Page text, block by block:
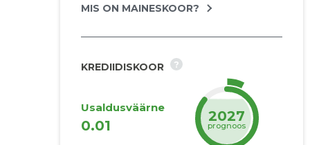
MIS ON MAINESKOOR?
KREDIIDISKOOR ?
Usaldusväärne
0.01
2027
prognoos